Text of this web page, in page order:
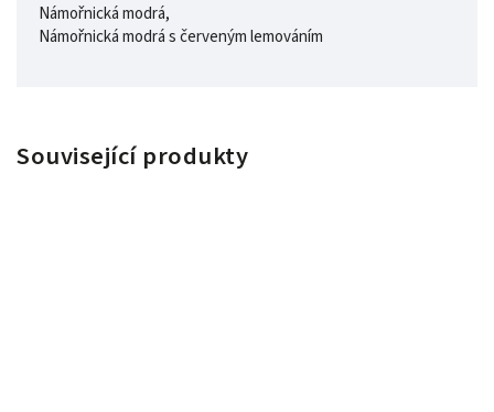
Námořnická modrá,
Námořnická modrá s červeným lemováním
Související produkty